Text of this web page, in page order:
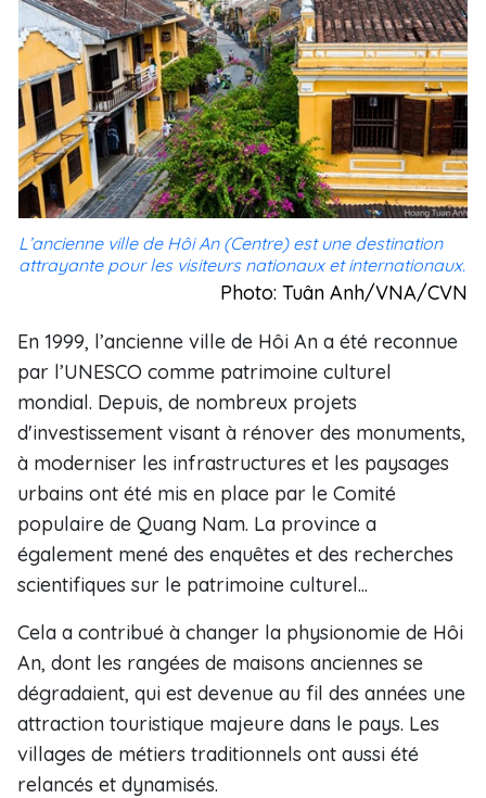
L’ancienne ville de Hôi An (Centre) est une destination
attrayante pour les visiteurs nationaux et internationaux.
Photo: Tuân Anh/VNA/CVN
En 1999, l’ancienne ville de Hôi An a été reconnue
par l’UNESCO comme patrimoine culturel
mondial. Depuis, de nombreux projets
d'investissement visant à rénover des monuments,
à moderniser les infrastructures et les paysages
urbains ont été mis en place par le Comité
populaire de Quang Nam. La province a
également mené des enquêtes et des recherches
scientifiques sur le patrimoine culturel...
Cela a contribué à changer la physionomie de Hôi
An, dont les rangées de maisons anciennes se
dégradaient, qui est devenue au fil des années une
attraction touristique majeure dans le pays. Les
villages de métiers traditionnels ont aussi été
relancés et dynamisés.